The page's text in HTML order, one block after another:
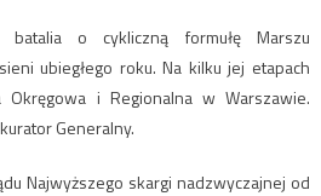
batalia o cykliczną formułę Marszu
ubiegłego roku. Na kilku jej etapach
Okręgowa i Regionalna w Warszawie.
Generalny.
Najwyższego skargi nadzwyczajnej od